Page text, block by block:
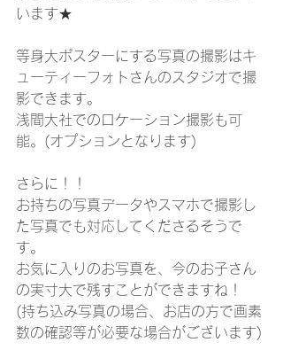
います★
等身大ポスターにする写真の撮影はキ
ューティーフォトさんのスタジオで撮
影できます。
浅間大社でのロケーション撮影も可
能。(オプションとなります)
さらに！！
お持ちの写真データやスマホで撮影し
た写真でも対応してくださるそうで
す。
お気に入りのお写真を、今のお子さん
の実寸大で残すことができますね！
(持ち込み写真の場合、お店の方で画素
数の確認等が必要な場合がございます)